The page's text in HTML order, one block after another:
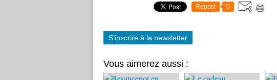
Repost 0
S'inscrire à la newsletter
Vous aimerez aussi :